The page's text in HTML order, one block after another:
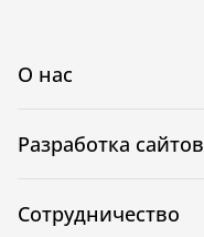
О нас
Разработка сайтов
Сотрудничество